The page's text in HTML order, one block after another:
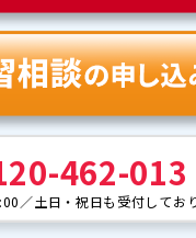
462-013
／土日・祝日も受付してお